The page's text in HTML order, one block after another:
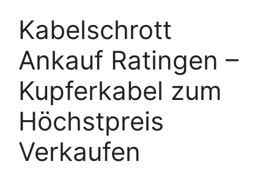
Kabelschrott
Ankauf Ratingen –
Kupferkabel zum
Höchstpreis
Verkaufen